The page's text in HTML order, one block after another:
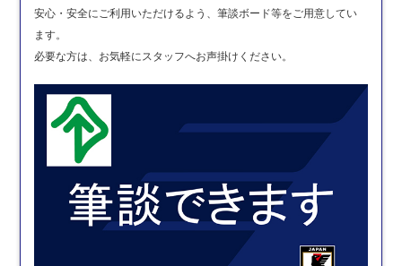
安心・安全にご利用いただけるよう、筆談ボード等をご用意してい
ます。
必要な方は、お気軽にスタッフへお声掛けください。